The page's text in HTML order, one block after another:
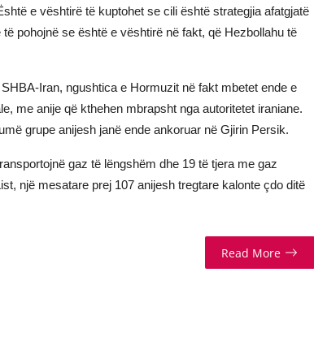
e vështirë të kuptohet se cili është strategjia afatgjatë
pohojnë se është e vështirë në fakt, që Hezbollahu të
Iran, ngushtica e Hormuzit në fakt mbetet ende e
me anije që kthehen mbrapsht nga autoritetet iraniane.
grupe anijesh janë ende ankoruar në Gjirin Persik.
gaz të lëngshëm dhe 19 të tjera me gaz
një mesatare prej 107 anijesh tregtare kalonte çdo ditë
Read More